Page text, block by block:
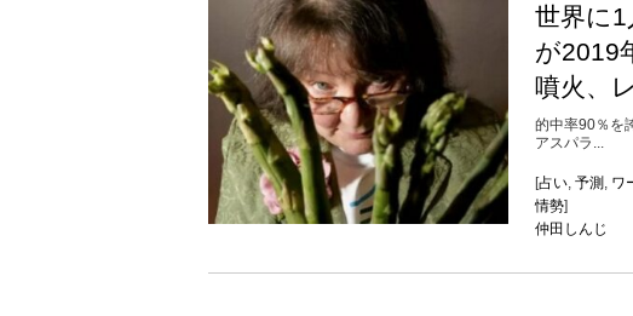
世界に1
が2019
噴火、
的中率90％を
アスパラ...
[占い, 予測 , ワ
情勢]
仲田しんじ